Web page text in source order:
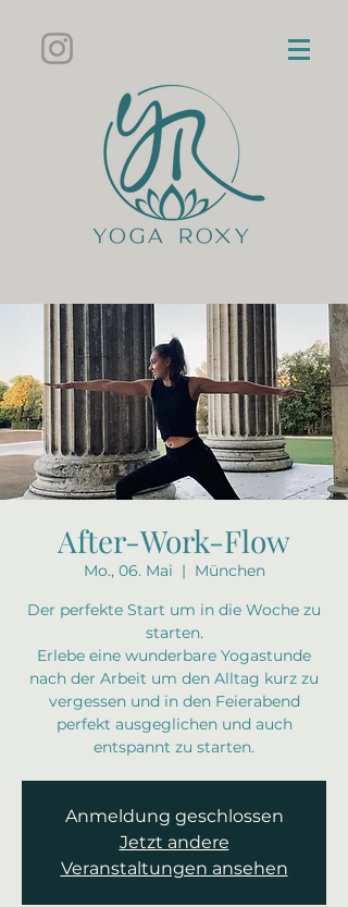
After-Work-Flow
Mo., 06. Mai
  |
München
Der perfekte Start um in die Woche zu
starten.
Erlebe eine wunderbare Yogastunde
nach der Arbeit um den Alltag kurz zu
vergessen und in den Feierabend
perfekt ausgeglichen und auch
Anmeldung geschlossen
Jetzt andere
Veranstaltungen ansehen